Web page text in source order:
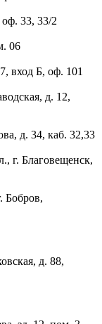
33, 33/2
06
вход Б, оф. 101
д. 12,
д. 34, каб. 32,33
г. Благовещенск,
Бобров,
д. 88,